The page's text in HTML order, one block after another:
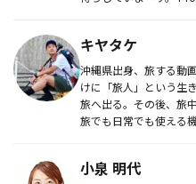
キヤタケ
沖縄県出身、旅する動
けに「旅人」という生
旅へ出る。その後、旅
旅でも日常でも使える
小泉 明代